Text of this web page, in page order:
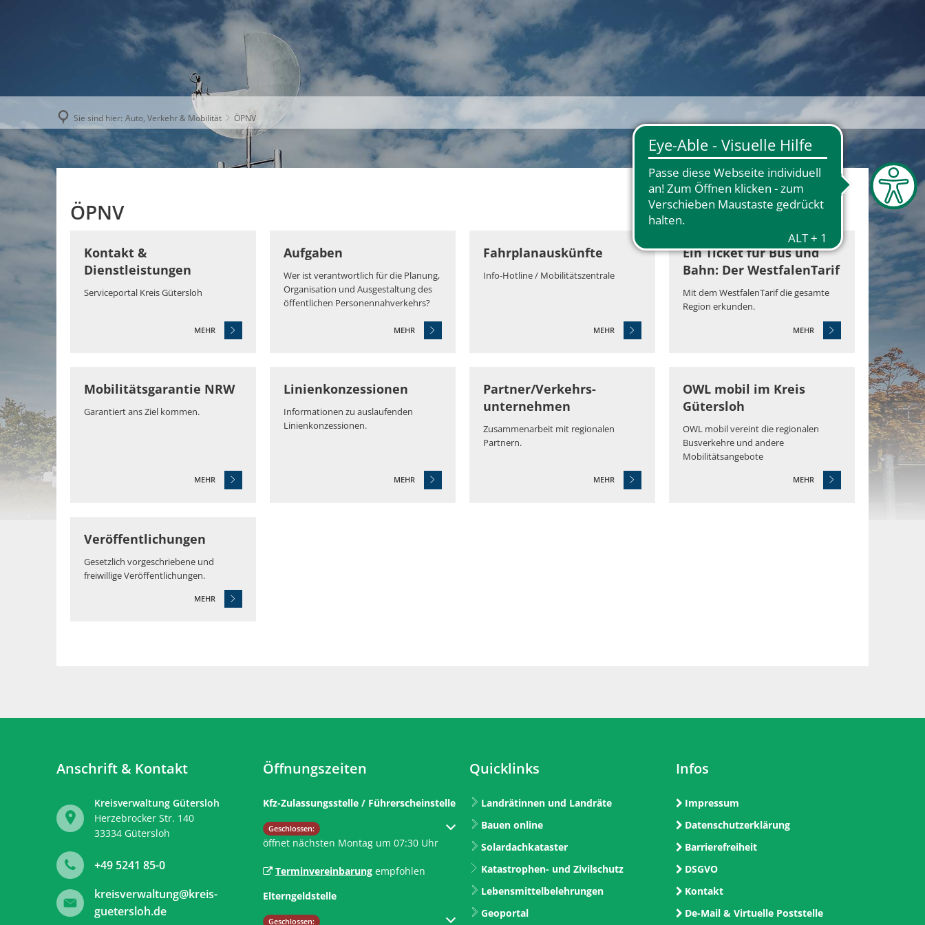
AKTUELLES THEMEN UNSER KREIS KARRIERE
Sie sind hier: Auto, Verkehr & Mobilität ÖPNV
ÖPNV
Kontakt &
Dienstleistungen
Serviceportal Kreis Gütersloh
MEHR
Aufgaben
Wer ist verantwortlich für die Planung,
Organisation und Ausgestaltung des
öffentlichen Personennahverkehrs?
MEHR
Fahrplanauskünfte
Info-Hotline / Mobilitätszentrale
MEHR
Ein Ticket für Bus und
Bahn: Der WestfalenTarif
Mit dem WestfalenTarif die gesamte
Region erkunden.
MEHR
Mobilitätsgarantie NRW
Garantiert ans Ziel kommen.
MEHR
Linienkonzessionen
Informationen zu auslaufenden
Linienkonzessionen.
MEHR
Partner/Verkehrs-
unternehmen
Zusammenarbeit mit regionalen
Partnern.
MEHR
OWL mobil im Kreis
Gütersloh
OWL mobil vereint die regionalen
Busverkehre und andere
Mobilitätsangebote
MEHR
Veröffentlichungen
Gesetzlich vorgeschriebene und
freiwillige Veröffentlichungen.
MEHR
Anschrift & Kontakt
Kreisverwaltung Gütersloh
Herzebrocker Str. 140
33334 Gütersloh
+49 5241 85-0
kreisverwaltung@kreis-
guetersloh.de
Öffnungszeiten
Kfz-Zulassungsstelle / Führerscheinstelle
Klicken, um weitere Öffnungs- oder Schließzeiten auszublenden
Geschlossen:
öffnet nächsten Montag um 07:30 Uhr
Terminvereinbarungempfohlen
Elterngeldstelle
Klicken, um weitere Öffnungs- oder Schließzeiten auszublenden
Geschlossen:
Quicklinks
Landrätinnen und Landräte
Bauen online
Solardachkataster
Katastrophen- und Zivilschutz
Lebensmittelbelehrungen
Geoportal
Infos
Impressum
Datenschutzerklärung
Barrierefreiheit
DSGVO
Kontakt
De-Mail & Virtuelle Poststelle